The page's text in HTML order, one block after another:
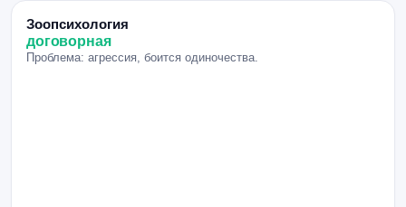
Зоопсихология
договорная
Проблема: агрессия, боится одиночества.